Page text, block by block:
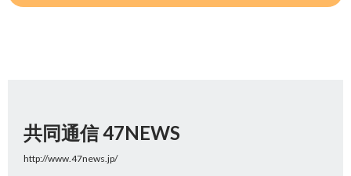
共同通信 47NEWS
http://www.47news.jp/